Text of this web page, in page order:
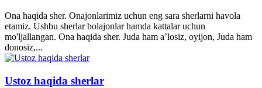
Ona haqida sher. Onajonlarimiz uchun eng sara sherlarni havola
etamiz. Ushbu sherlar bolajonlar hamda kattalar uchun
mo'ljallangan. Ona haqida sher. Juda ham a’losiz, oyijon, Juda ham
donosiz,...
Ustoz haqida sherlar